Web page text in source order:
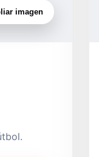
imagen